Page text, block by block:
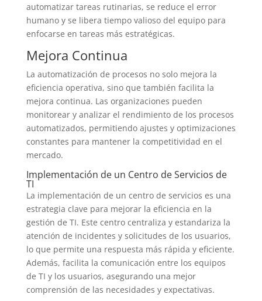
automatizar tareas rutinarias, se reduce el error
humano y se libera tiempo valioso del equipo para
enfocarse en tareas más estratégicas.
Mejora Continua
La automatización de procesos no solo mejora la
eficiencia operativa, sino que también facilita la
mejora continua. Las organizaciones pueden
monitorear y analizar el rendimiento de los procesos
automatizados, permitiendo ajustes y optimizaciones
constantes para mantener la competitividad en el
mercado.
Implementación de un Centro de Servicios de
TI
La implementación de un centro de servicios es una
estrategia clave para mejorar la eficiencia en la
gestión de TI. Este centro centraliza y estandariza la
atención de incidentes y solicitudes de los usuarios,
lo que permite una respuesta más rápida y eficiente.
Además, facilita la comunicación entre los equipos
de TI y los usuarios, asegurando una mejor
comprensión de las necesidades y expectativas.